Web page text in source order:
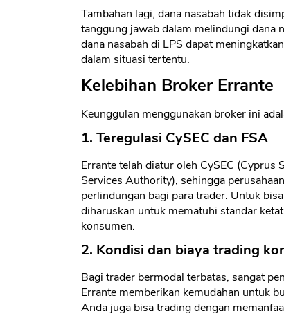
Tambahan lagi, dana nasabah tidak
tanggung jawab dalam melindungi dana
dana nasabah di LPS dapat
dalam situasi tertentu.
Kelebihan Broker Errante
Keunggulan menggunakan broker ini
1. Teregulasi CySEC dan FSA
Errante telah diatur oleh CySEC (Cyprus
Services Authority), sehingga
perlindungan bagi para trader. Untuk
diharuskan untuk mematuhi standar
konsumen.
2. Kondisi dan biaya trading
Bagi trader bermodal terbatas, sangat
Errante memberikan kemudahan untuk
Anda juga bisa trading dengan